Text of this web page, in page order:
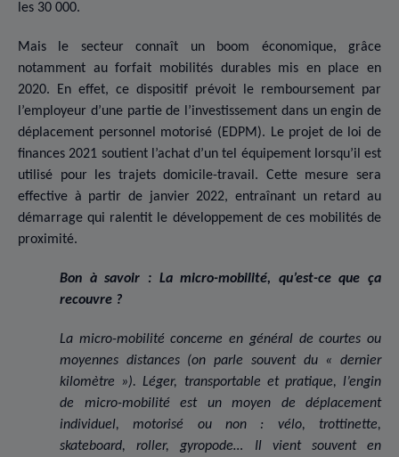
les 30 000.
Mais le secteur connaît un boom économique, grâce
notamment au forfait mobilités durables mis en place en
2020. En effet, ce dispositif prévoit le remboursement par
l’employeur d’une partie de l’investissement dans un engin de
déplacement personnel motorisé (EDPM). Le projet de loi de
finances 2021 soutient l’achat d’un tel équipement lorsqu’il est
utilisé pour les trajets domicile-travail. Cette mesure sera
effective à partir de janvier 2022, entraînant un retard au
démarrage qui ralentit le développement de ces mobilités de
proximité.
Bon à savoir : La micro-mobilité, qu’est-ce que ça
recouvre ?
La micro-mobilité concerne en général de courtes ou
moyennes distances (on parle souvent du « dernier
kilomètre »). Léger, transportable et pratique, l’engin
de micro-mobilité est un moyen de déplacement
individuel, motorisé ou non : vélo, trottinette,
skateboard, roller, gyropode… Il vient souvent en